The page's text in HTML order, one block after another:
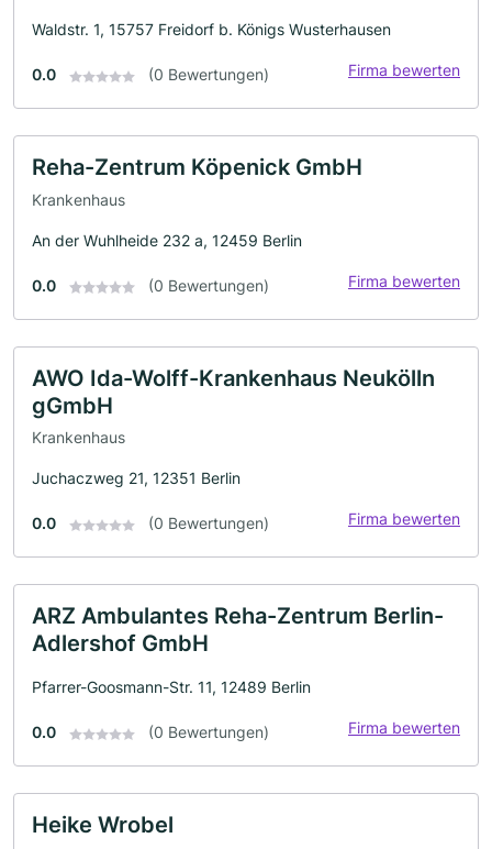
Waldstr. 1, 15757 Freidorf b. Königs Wusterhausen
0.0 (0 Bewertungen) Firma bewerten
Reha-Zentrum Köpenick GmbH
Krankenhaus
An der Wuhlheide 232 a, 12459 Berlin
0.0 (0 Bewertungen) Firma bewerten
AWO Ida-Wolff-Krankenhaus Neukölln
gGmbH
Krankenhaus
Juchaczweg 21, 12351 Berlin
0.0 (0 Bewertungen) Firma bewerten
ARZ Ambulantes Reha-Zentrum Berlin-
Adlershof GmbH
Pfarrer-Goosmann-Str. 11, 12489 Berlin
0.0 (0 Bewertungen) Firma bewerten
Heike Wrobel